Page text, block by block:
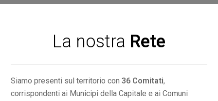
La nostra Rete
Siamo presenti sul territorio con36 Comitati,
corrispondenti ai Municipi della Capitale e ai Comuni